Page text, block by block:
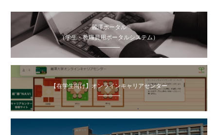
麗澤ポータル
（学生・教職員用ポータルシステム）
【在学生向け】オンラインキャリアセンター